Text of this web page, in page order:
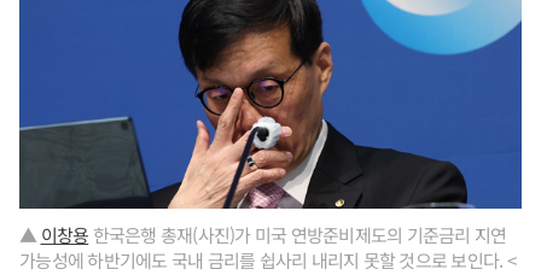
▲ 이창용 한국은행 총재(사진)가 미국 연방준비제도의 기준금리 지연
가능성에 하반기에도 국내 금리를 쉽사리 내리지 못할 것으로 보인다. <